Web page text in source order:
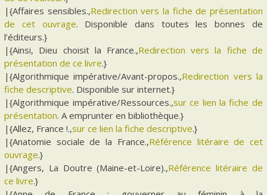
|{Affaires sensibles.,Redirection vers la fiche de présentation
de cet ouvrage. Disponible dans toutes les bonnes de
l’éditeurs.}
|{Ainsi, Dieu choisit la France.,Redirection vers la fiche de
présentation de ce livre.}
|{Algorithmique impérative/Avant-propos.,Redirection vers la
fiche descriptive. Disponible sur internet.}
|{Algorithmique impérative/Ressources.,sur ce lien la fiche de
présentation. A emprunter en bibliothèque.}
|{Allez, France !.,sur ce lien la fiche descriptive.}
|{Anatomie sociale de la France.,Référence litéraire de cet
ouvrage.}
|{Angers, La Doutre (Maine-et-Loire).,Référence litéraire de
ce livre.}